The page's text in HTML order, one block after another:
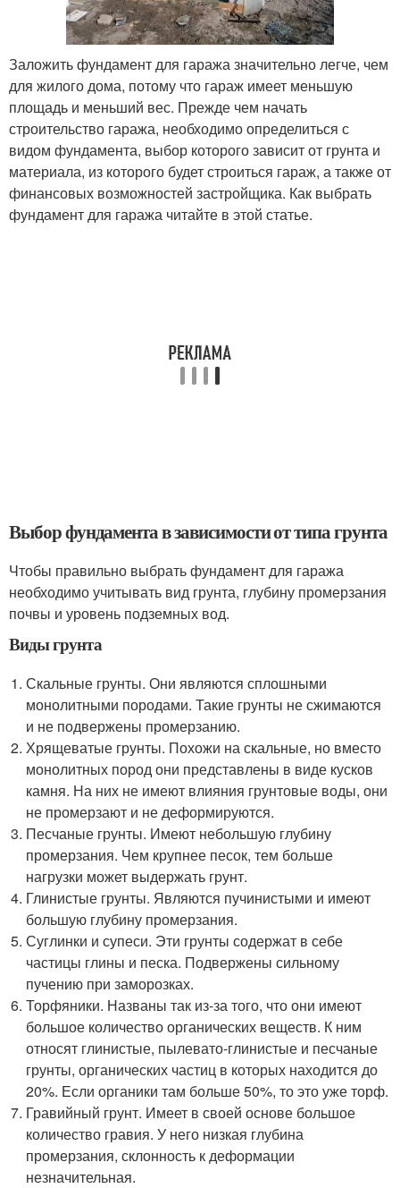
Заложить фундамент для гаража значительно легче, чем
для жилого дома, потому что гараж имеет меньшую
площадь и меньший вес. Прежде чем начать
строительство гаража, необходимо определиться с
видом фундамента, выбор которого зависит от грунта и
материала, из которого будет строиться гараж, а также от
финансовых возможностей застройщика. Как выбрать
фундамент для гаража читайте в этой статье.
Выбор фундамента в зависимости от типа грунта
Чтобы правильно выбрать фундамент для гаража
необходимо учитывать вид грунта, глубину промерзания
почвы и уровень подземных вод.
Виды грунта
Скальные грунты. Они являются сплошными
монолитными породами. Такие грунты не сжимаются
и не подвержены промерзанию.
Хрящеватые грунты. Похожи на скальные, но вместо
монолитных пород они представлены в виде кусков
камня. На них не имеют влияния грунтовые воды, они
не промерзают и не деформируются.
Песчаные грунты. Имеют небольшую глубину
промерзания. Чем крупнее песок, тем больше
нагрузки может выдержать грунт.
Глинистые грунты. Являются пучинистыми и имеют
большую глубину промерзания.
Суглинки и супеси. Эти грунты содержат в себе
частицы глины и песка. Подвержены сильному
пучению при заморозках.
Торфяники. Названы так из-за того, что они имеют
большое количество органических веществ. К ним
относят глинистые, пылевато-глинистые и песчаные
грунты, органических частиц в которых находится до
20%. Если органики там больше 50%, то это уже торф.
Гравийный грунт. Имеет в своей основе большое
количество гравия. У него низкая глубина
промерзания, склонность к деформации
незначительная.